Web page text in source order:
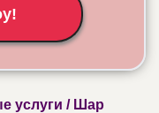
услуги / Шар